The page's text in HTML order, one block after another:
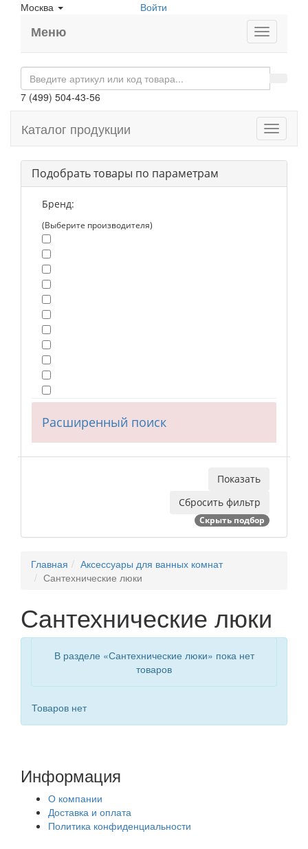
Москва Войти
Меню
7 (499) 504-43-56
Toggle
Каталог продукции
Подобрать товары по параметрам
Бренд:
(Выберите производителя)
Расширенный поиск
Скрыть подбор
Главная
Аксессуары для ванных комнат
Сантехнические люки
Сантехнические люки
В разделе «Сантехнические люки» пока нет
товаров
Товаров нет
Информация
О компании
Доставка и оплата
Политика конфиденциальности